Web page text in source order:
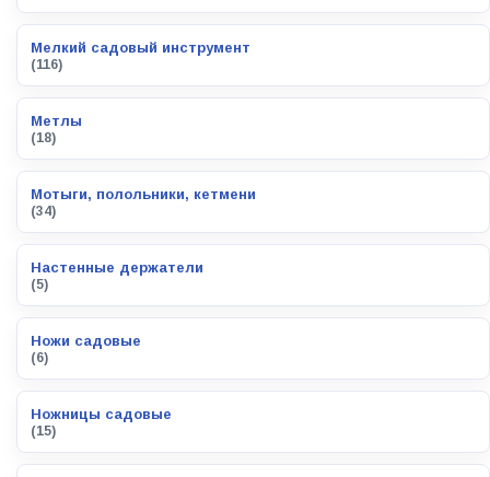
Мелкий садовый инструмент
(116)
Метлы
(18)
Мотыги, полольники, кетмени
(34)
Настенные держатели
(5)
Ножи садовые
(6)
Ножницы садовые
(15)